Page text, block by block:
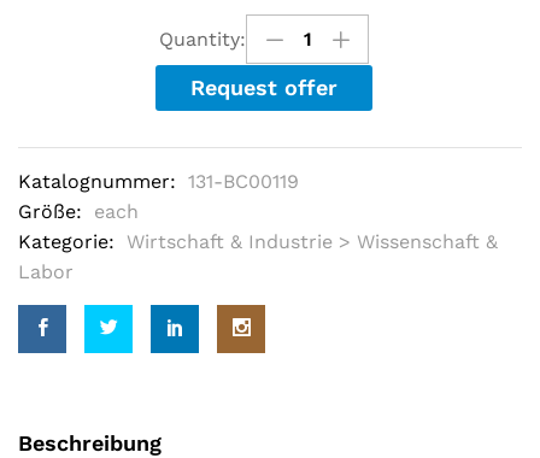
o
u
t
o
f
5
a
e
n
s
t
o
m
Quantity:
Request offer
Katalognummer: 131-BC00119
Größe:
each
Kategorie:
Wirtschaft & Industrie > Wissenschaft &
Labor
Beschreibung